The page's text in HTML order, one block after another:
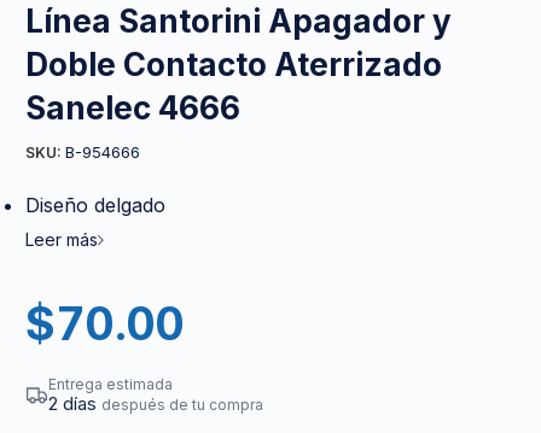
Línea Santorini Apagador y
Doble Contacto Aterrizado
Sanelec 4666
SKU: B-954666
Diseño delgado
Leer más
$70.00
Entrega estimada
2 días después de tu compra